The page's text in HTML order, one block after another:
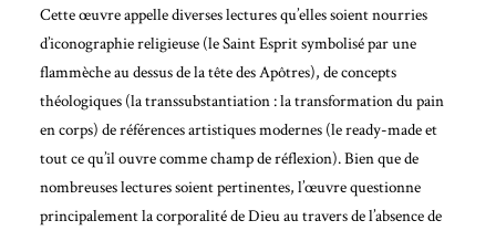
Cette œuvre appelle diverses lectures qu’elles soient nourries
d’iconographie religieuse (le Saint Esprit symbolisé par une
flammèche au dessus de la tête des Apôtres), de concepts
théologiques (la transsubstantiation : la transformation du pain
en corps) de références artistiques modernes (le ready-made et
tout ce qu’il ouvre comme champ de réflexion). Bien que de
nombreuses lectures soient pertinentes, l’œuvrequestionne
principalement la corporalité de Dieu au travers de l’absence de